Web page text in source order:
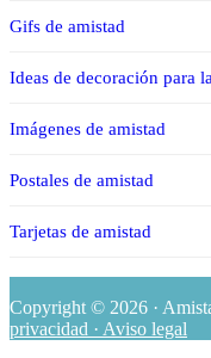
Gifs de amistad
Ideas de decoración para
Imágenes de amistad
Postales de amistad
Tarjetas de amistad
Copyright © 2026 ·
privacidad · Aviso legal